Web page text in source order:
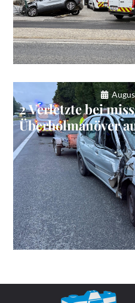
2 Verletzte bei
Überholmanöver